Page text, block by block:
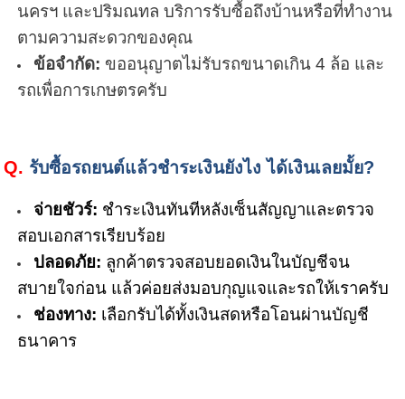
นครฯ และปริมณทล บริการรับซื้อถึงบ้านหรือที่ทำงาน
ตามความสะดวกของคุณ
ข้อจำกัด: ขออนุญาตไม่รับรถขนาดเกิน 4 ล้อ และ
รถเพื่อการเกษตรครับ
Q. รับซื้อรถยนต์แล้วชำระเงินยังไง ได้เงินเลยมั้ย?
จ่ายชัวร์: ชำระเงินทันทีหลังเซ็นสัญญาและตรวจ
สอบเอกสารเรียบร้อย
ปลอดภัย: ลูกค้าตรวจสอบยอดเงินในบัญชีจน
สบายใจก่อน แล้วค่อยส่งมอบกุญแจและรถให้เราครับ
ช่องทาง: เลือกรับได้ทั้งเงินสดหรือโอนผ่านบัญชี
ธนาคาร